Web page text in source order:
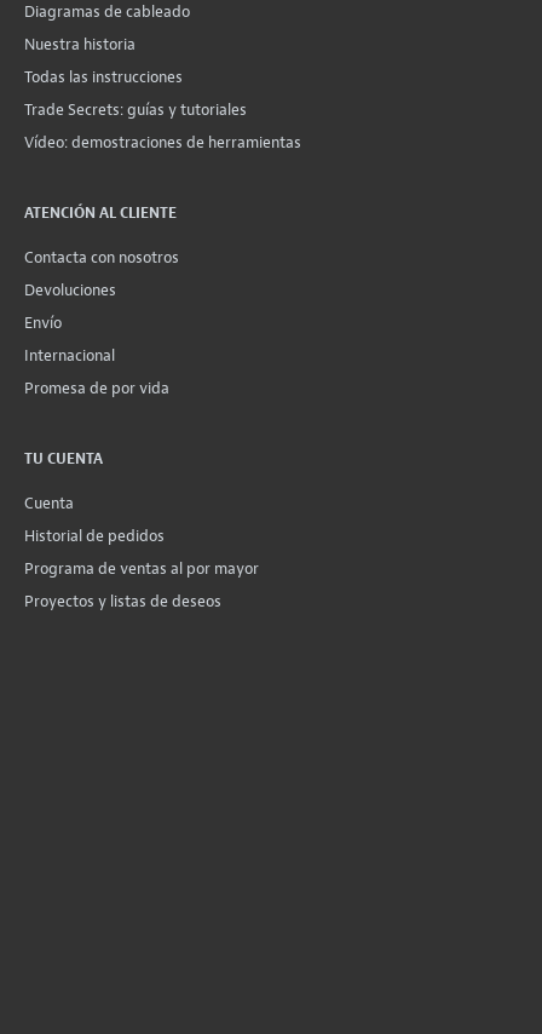
Diagramas de cableado
Nuestra historia
Todas las instrucciones
Trade Secrets: guías y tutoriales
Vídeo: demostraciones de herramientas
ATENCIÓN AL CLIENTE
Contacta con nosotros
Devoluciones
Envío
Internacional
Promesa de por vida
TU CUENTA
Cuenta
Historial de pedidos
Programa de ventas al por mayor
Proyectos y listas de deseos